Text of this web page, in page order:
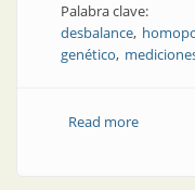
Palabra clave:
desbalance
genético
Read moreabout